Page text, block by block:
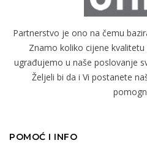
Partnerstvo je ono na čemu
Znamo koliko cijene
ugrađujemo u naše poslovanje
Željeli bi da i Vi postanete
POMOĆ I INFO